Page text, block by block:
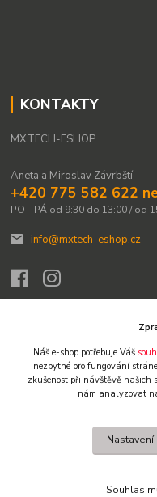
KONTAKTY
MXTECH-ESHOP
Aneta a Miroslav Závrbští
+420 775 582 622
PO - PÁ od 9:30 do 13:00 / od
info@mxtech-eshop.cz
© 2009-2026 Všechna práva
přebírat, kopírovat,
pro osobní potřebu a
souhlas. Vlastníkem a
Náš e-shop potřebuje Váš
nezbytné pro fungování
zkušenost při návštěvě našich
nám analyzovat
Nastavení
Souhlas